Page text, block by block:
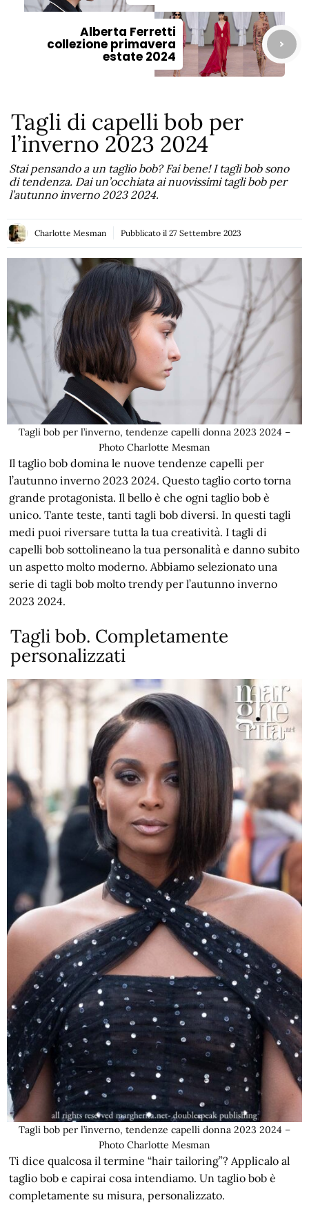
Alberta Ferretti
collezione primavera
estate 2024
Tagli di capelli bob per
l’inverno 2023 2024
Stai pensando a un taglio bob? Fai bene! I tagli bob sono
di tendenza. Dai un’occhiata ai nuovissimi tagli bob per
l’autunno inverno 2023 2024.
Charlotte Mesman Pubblicato il 27 Settembre 2023
Tagli bob per l’inverno, tendenze capelli donna 2023 2024 –
Photo Charlotte Mesman
Il taglio bob domina le nuove tendenze capelli per
l’autunno inverno 2023 2024. Questo taglio corto torna
grande protagonista. Il bello è che ogni taglio bob è
unico. Tante teste, tanti tagli bob diversi. In questi tagli
medi puoi riversare tutta la tua creatività. I tagli di
capelli bob sottolineano la tua personalità e danno subito
un aspetto molto moderno. Abbiamo selezionato una
serie di tagli bob molto trendy per l’autunno inverno
2023 2024.
Tagli bob. Completamente
personalizzati
Tagli bob per l’inverno, tendenze capelli donna 2023 2024 –
Photo Charlotte Mesman
Ti dice qualcosa il termine “hair tailoring”? Applicalo al
taglio bob e capirai cosa intendiamo. Un taglio bob è
completamente su misura, personalizzato.